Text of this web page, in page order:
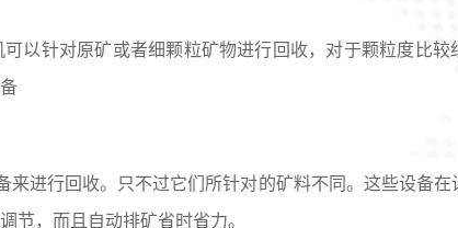
以针对原矿或者细颗粒矿物进行回收，对于颗粒度比较
来进行回收。只不过它们所针对的矿料不同。这些设备
节，而且自动排矿省时省力。